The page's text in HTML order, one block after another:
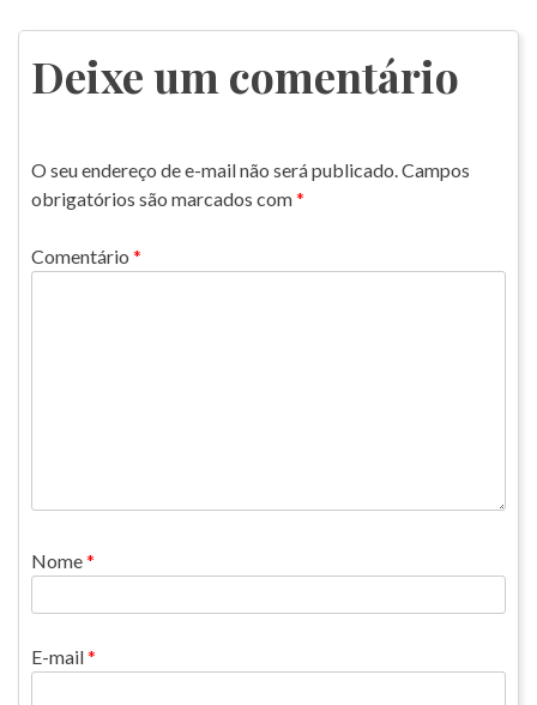
de
Post
Deixe um comentário
O seu endereço de e-mail não será publicado. Campos
obrigatórios são marcados com*
Comentário *
Nome*
E-mail*